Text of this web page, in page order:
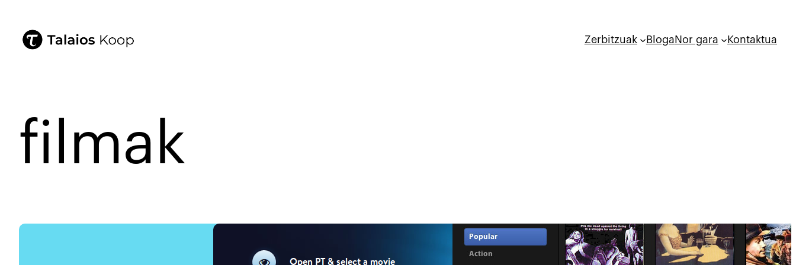
Zerbitzuak Bloga Nor gara Kontaktua
filmak